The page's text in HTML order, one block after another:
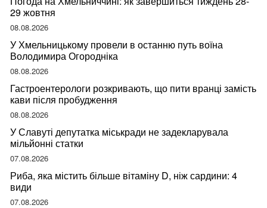
29 жовтня
08.08.2026
У Хмельницькому провели в останню путь воїна
Володимира Огородніка
08.08.2026
Гастроентерологи розкривають, що пити вранці замість
кави після пробудження
08.08.2026
У Славуті депутатка міськради не задекларувала
мільйонні статки
07.08.2026
Риба, яка містить більше вітаміну D, ніж сардини: 4
види
07.08.2026